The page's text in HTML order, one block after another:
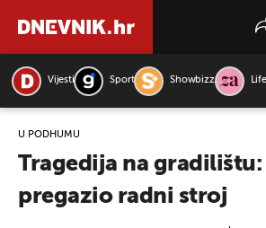
Vijesti Sport Showbizz
U PODHUMU
Tragedija na gradilištu:
pregazio radni stroj
PRETRAŽITE VIJESTI